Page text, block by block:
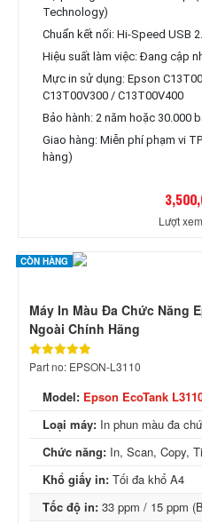
Technology)
Chuẩn kết nối: Hi-Speed USB
Hiệu suất làm việc: Đang cập
Mực in sử dụng: Epson
C13T00V300 / C13T00V400
Bảo hành: 2 năm hoặc 30.000
Giao hàng: Miễn phí phạm vi
hàng)
Lượt
CÒN HÀNG
Máy In Màu Đa Chức Năng
Ngoài Chính Hãng
Part no: EPSON-L3110
Model: Epson EcoTank
Loại máy: In phun màu đa
Chức năng: In, Scan, Copy,
Khổ giấy in: Tối đa khổ A4
Tốc độ in: 33 ppm / 15 ppm